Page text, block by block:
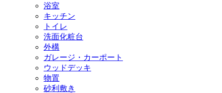
浴室
キッチン
トイレ
洗面化粧台
外構
ガレージ・カーポート
ウッドデッキ
物置
砂利敷き